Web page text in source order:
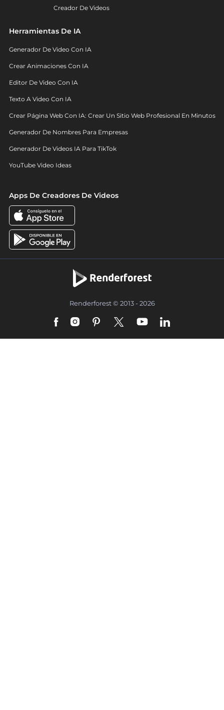
Creador De Videos
Herramientas De IA
Generador De Video Con IA
Crear Animaciones Con IA
Editor De Video Con IA
Texto A Video Con IA
Crear Página Web Con IA: Crear Un Sitio Web Profesional En Minutos
Generador De Nombres Para Empresas
Generador De Videos IA Para TikTok
YouTube Video Ideas
Apps De Creadores De Videos
Renderforest © 2013 - 2026